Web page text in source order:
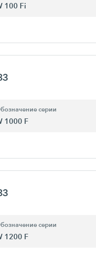
100 Fi
серии
1000 F
серии
1200 F